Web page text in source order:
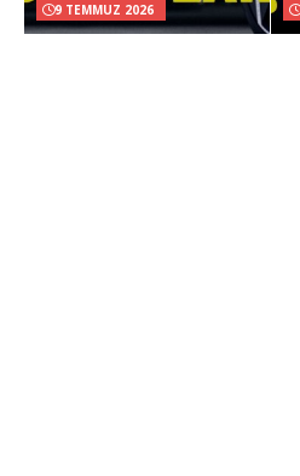
9 TEMMUZ 2026